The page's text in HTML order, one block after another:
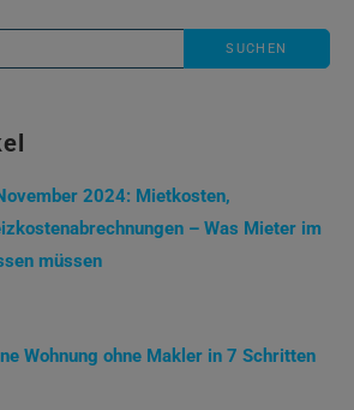
2024: Mietkosten,
– Was Mieter im
müssen
Wohnung ohne Makler in 7 Schritten